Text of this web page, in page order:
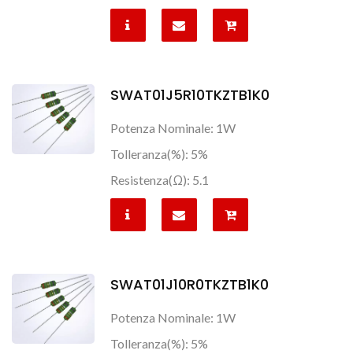
SWAT01J5R10TKZTB1K0
Potenza Nominale: 1W
Tolleranza(%): 5%
Resistenza(Ω): 5.1
SWAT01J10R0TKZTB1K0
Potenza Nominale: 1W
Tolleranza(%): 5%